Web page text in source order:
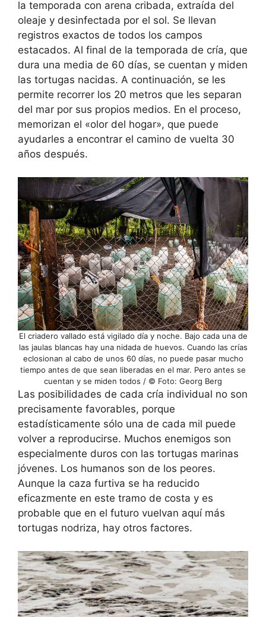
la temporada con arena cribada, extraída del
oleaje y desinfectada por el sol. Se llevan
registros exactos de todos los campos
estacados. Al final de la temporada de cría, que
dura una media de 60 días, se cuentan y miden
las tortugas nacidas. A continuación, se les
permite recorrer los 20 metros que les separan
del mar por sus propios medios. En el proceso,
memorizan el «olor del hogar», que puede
ayudarles a encontrar el camino de vuelta 30
años después.
El criadero vallado está vigilado día y noche. Bajo cada una de
las jaulas blancas hay una nidada de huevos. Cuando las crías
eclosionan al cabo de unos 60 días, no puede pasar mucho
tiempo antes de que sean liberadas en el mar. Pero antes se
cuentan y se miden todos / © Foto: Georg Berg
Las posibilidades de cada cría individual no son
precisamente favorables, porque
estadísticamente sólo una de cada mil puede
volver a reproducirse. Muchos enemigos son
especialmente duros con las tortugas marinas
jóvenes. Los humanos son de los peores.
Aunque la caza furtiva se ha reducido
eficazmente en este tramo de costa y es
probable que en el futuro vuelvan aquí más
tortugas nodriza, hay otros factores.